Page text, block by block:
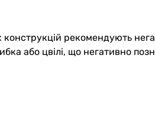
конструкцій рекомендують
або цвілі, що негативно